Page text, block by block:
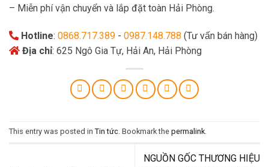
– Miễn phí vận chuyển và lắp đặt toàn Hải Phòng.
Hotline: 0868.717.389 - 0987.148.788 (Tư vấn bán hàng)
Địa chỉ: 625 Ngô Gia Tự, Hải An, Hải Phòng
This entry was posted in Tin tức. Bookmark the permalink.
NGUỒN GỐC THƯƠNG HIỆU